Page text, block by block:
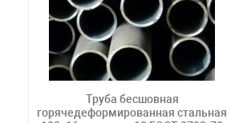
Труба бесшовная
горячедеформированная стальная